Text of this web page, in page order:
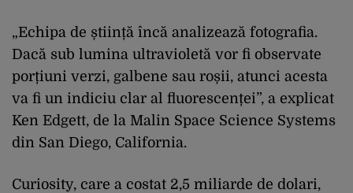
„Echipa de știință încă analizează fotografia.
Dacă sub lumina ultravioletă vor fi observate
porțiuni verzi, galbene sau roșii, atunci acesta
va fi un indiciu clar al fluorescenței”, a explicat
Ken Edgett, de la Malin Space Science Systems
din San Diego, California.
Curiosity, care a costat 2,5 miliarde de dolari,